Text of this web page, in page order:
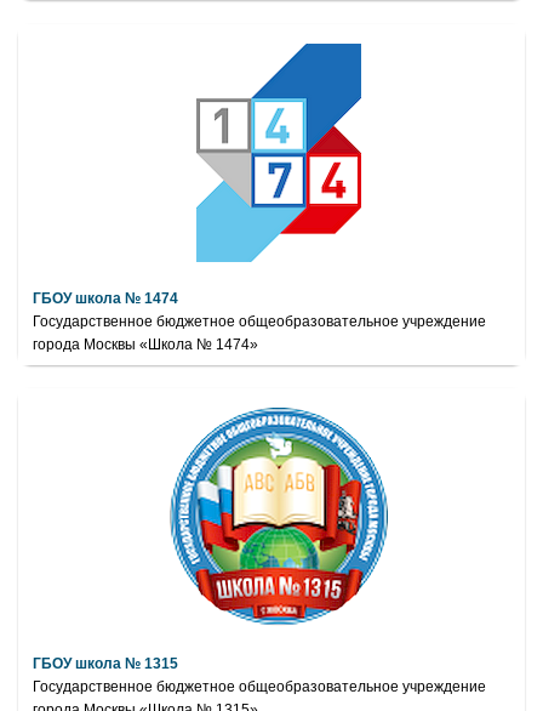
ГБОУ школа № 1474
Государственное бюджетное общеобразовательное учреждение
города Москвы «Школа № 1474»
ГБОУ школа № 1315
Государственное бюджетное общеобразовательное учреждение